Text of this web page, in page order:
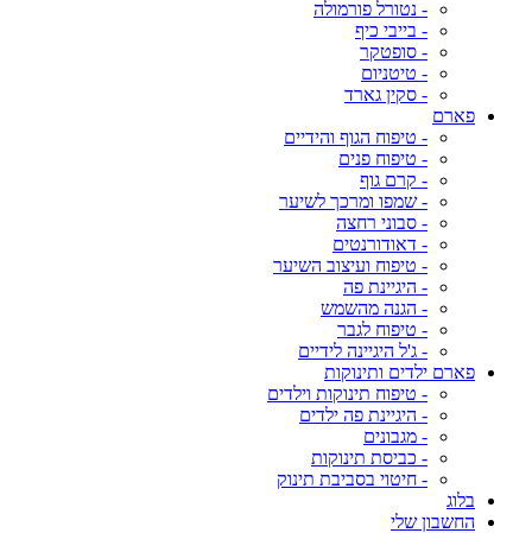
- נטורל פורמולה
- בייבי כיף
- סופטקר
- טיטניום
- סקין גארד
פארם
- טיפוח הגוף והידיים
- טיפוח פנים
- קרם גוף
- שמפו ומרכך לשיער
- סבוני רחצה
- דאודורנטים
- טיפוח ועיצוב השיער
- היגיינת פה
- הגנה מהשמש
- טיפוח לגבר
- ג'ל היגיינה לידיים
פארם ילדים ותינוקות
- טיפוח תינוקות וילדים
- היגיינת פה ילדים
- מגבונים
- כביסת תינוקות
- חיטוי בסביבת תינוק
בלוג
החשבון שלי